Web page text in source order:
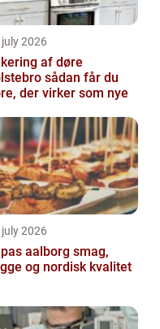
2026
af døre
sådan får du
der virker som nye
2026
aalborg smag,
og nordisk kvalitet